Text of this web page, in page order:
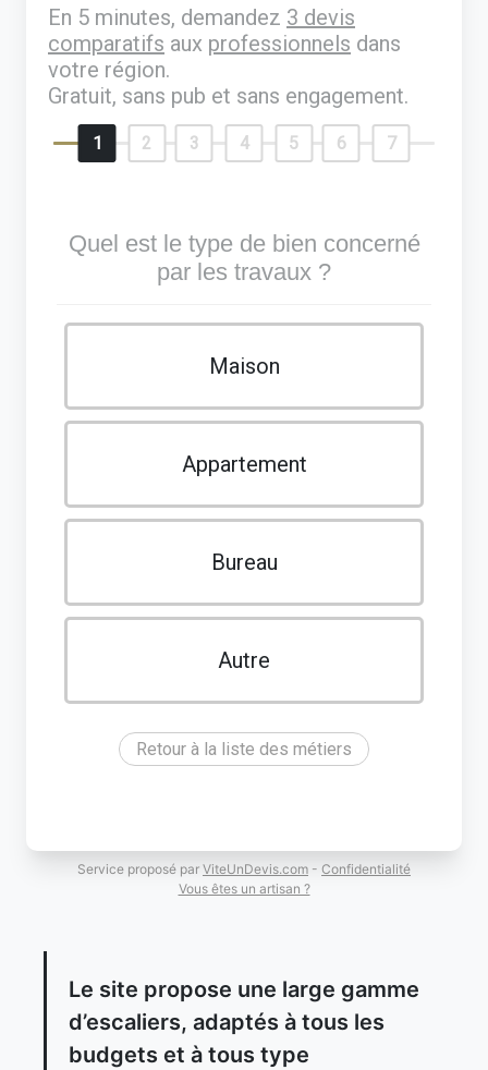
En 5 minutes, demandez 3 devis
comparatifs aux professionnels dans
votre région.
Gratuit, sans pub et sans engagement.
1 2 3 4 5 6 7
Quel est le type de bien concerné
par les travaux ?
Maison
Appartement
Bureau
Autre
Retour à la liste des métiers
Service proposé par ViteUnDevis.com - Confidentialité
Vous êtes un artisan ?
Le site propose une large gamme
d’escaliers, adaptés à tous les
budgets et à tous type